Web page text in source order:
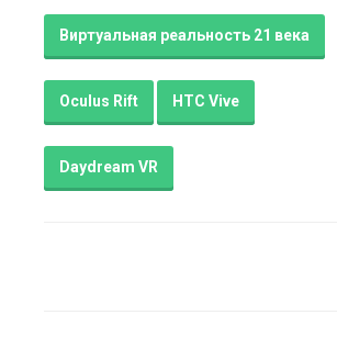
Виртуальная реальность 21 века
Oculus Rift HTC Vive
Daydream VR